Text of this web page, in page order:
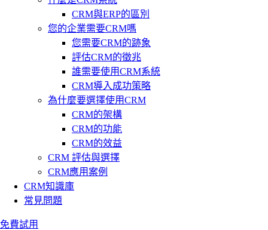
CRM與ERP的區別
您的企業需要CRM嗎
您需要CRM的跡象
評估CRM的徵兆
誰需要使用CRM系統
CRM導入成功策略
為什麼要選擇使用CRM
CRM的架構
CRM的功能
CRM的效益
CRM 評估與選擇
CRM應用案例
CRM知識庫
常見問題
免費試用